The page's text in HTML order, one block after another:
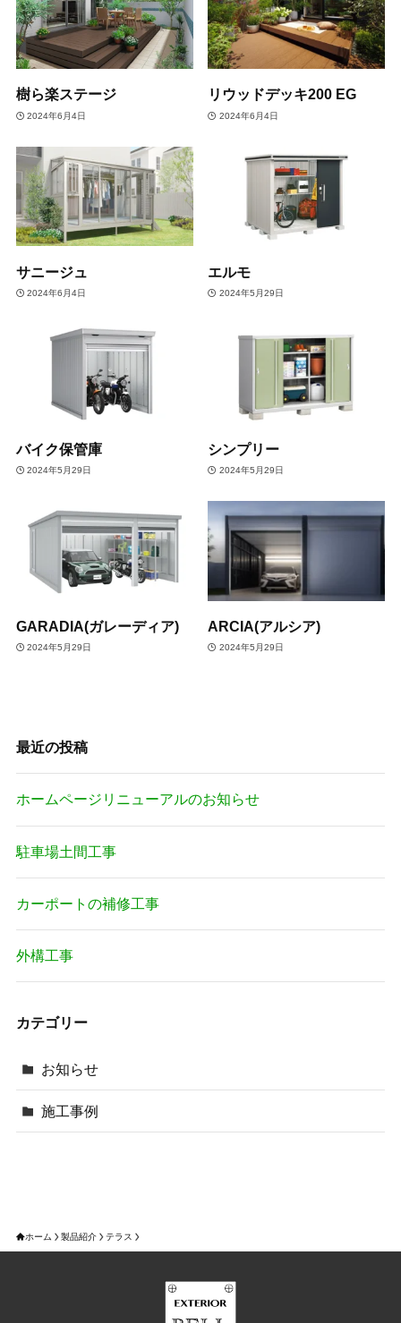
樹ら楽ステージ
2024年6月4日
リウッドデッキ200 EG
2024年6月4日
サニージュ
2024年6月4日
エルモ
2024年5月29日
バイク保管庫
2024年5月29日
シンプリー
2024年5月29日
GARADIA(ガレーディア)
2024年5月29日
ARCIA(アルシア)
2024年5月29日
最近の投稿
ホームページリニューアルのお知らせ
駐車場土間工事
カーポートの補修工事
外構工事
カテゴリー
お知らせ
施工事例
ホーム 製品紹介 テラス